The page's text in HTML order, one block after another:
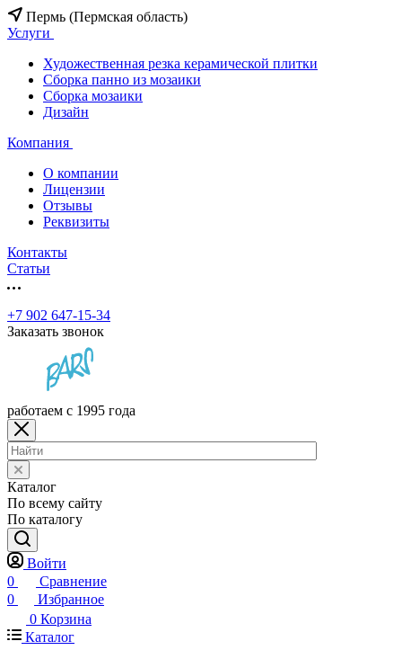
Пермь (Пермская область)
Услуги
Художественная резка керамической плитки
Сборка панно из мозаики
Сборка мозаики
Дизайн
Компания
О компании
Лицензии
Отзывы
Реквизиты
Контакты
Статьи
+7 902 647-15-34
Заказать звонок
работаем с 1995 года
Каталог
По всему сайту
По каталогу
Войти
0
Сравнение
0
Избранное
0 Корзина
Каталог